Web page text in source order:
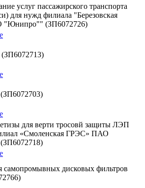
услуг пассажирского транспорта
для нужд филиала "Березовская
(ЗП6072726)
для верти тросовй защиты ЛЭП
«Смоленская ГРЭС» ПАО
самопромывных дисковых фильтров